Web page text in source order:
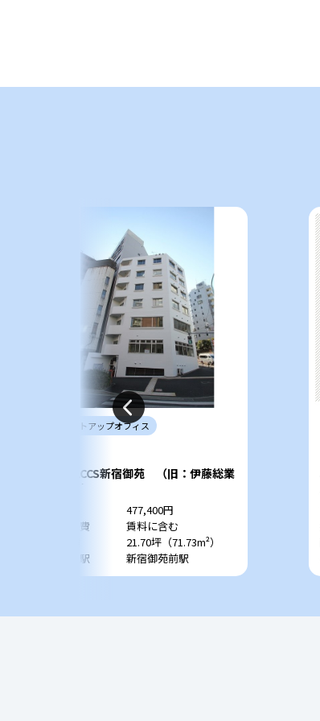
セットアップオフィス
DeLCCS新宿御苑 （旧：伊藤総業
ビル）
477,400円
共益費
賃料に含む
21.70坪（71.73m²）
最寄駅
新宿御苑前駅